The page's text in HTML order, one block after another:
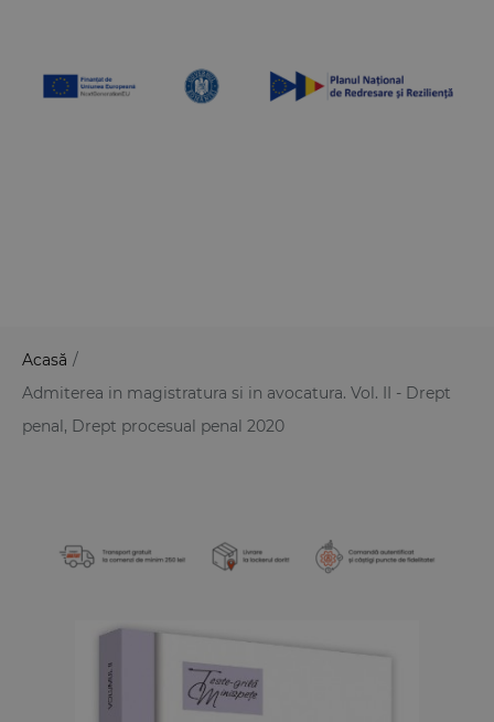
Acasă /
Admiterea in magistratura si in avocatura. Vol. II - Drept
penal, Drept procesual penal 2020